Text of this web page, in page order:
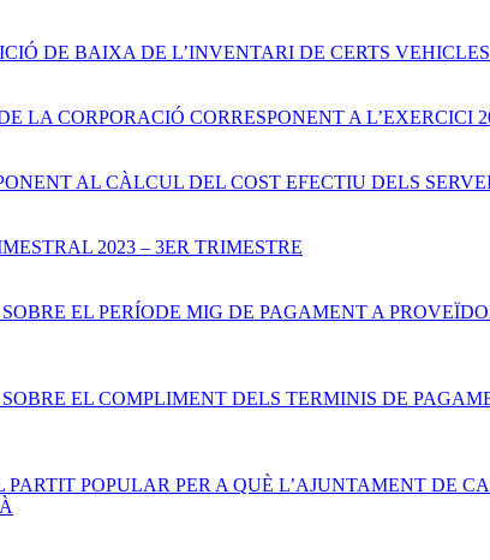
DE BAIXA DE L’INVENTARI DE CERTS
LA CORPORACIÓ CORRESPONENT A L’EXERCICI
AL CÀLCUL DEL COST EFECTIU DELS
2023 – 3ER TRIMESTRE
EL PERÍODE MIG DE PAGAMENT A
EL COMPLIMENT DELS TERMINIS DE
POPULAR PER A QUÈ L’AJUNTAMENT DE